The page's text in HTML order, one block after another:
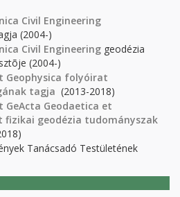
Civil Engineering
(2004-)
Civil Engineering geodézia
(2004-)
Geophysica folyóirat
tagja (2013-2018)
GeActa Geodaetica et
fizikai geodézia tudományszak
Tanácsadó Testületének